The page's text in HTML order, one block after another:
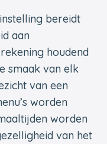
bereidt
aan
houdend
smaak van elk
van een
worden
worden
van het